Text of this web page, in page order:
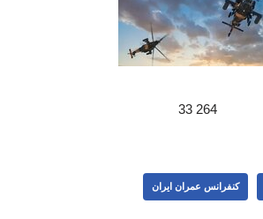
264 33
کنفرانس عمران ایران